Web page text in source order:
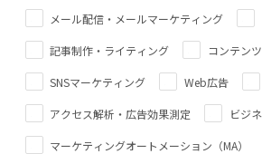
メール配信・メールマーケティング
記事制作・ライティング コンテン
SNSマーケティング Web広告
アクセス解析・広告効果測定 ビジ
マーケティングオートメーション（MA）